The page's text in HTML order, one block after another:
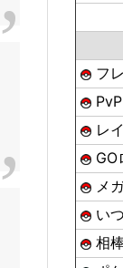
フ
レ
GO
メ
い
相